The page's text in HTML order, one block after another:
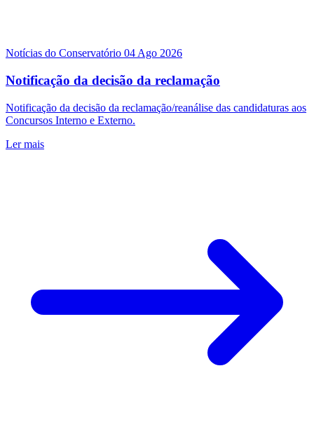
Notícias do Conservatório 04 Ago 2026
Notificação da decisão da reclamação
Notificação da decisão da reclamação/reanálise das candidaturas aos
Concursos Interno e Externo.
Ler mais